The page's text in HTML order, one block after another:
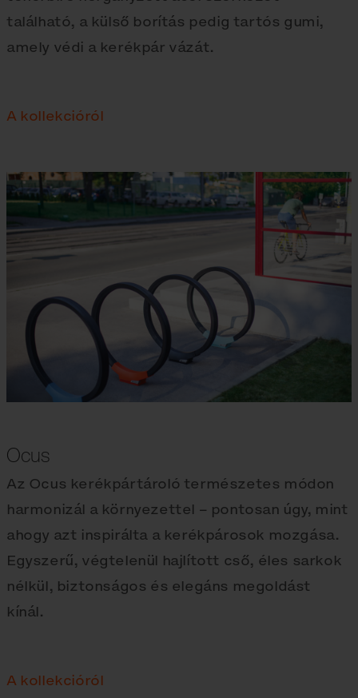
található, a külső borítás pedig tartós gumi,
amely védi a kerékpár vázát.
A kollekcióról
Ocus
Az Ocus kerékpártároló természetes módon
harmonizál a környezettel – pontosan úgy, mint
ahogy azt inspirálta a kerékpárosok mozgása.
Egyszerű, végtelenül hajlított cső, éles sarkok
nélkül, biztonságos és elegáns megoldást
kínál.
A kollekcióról